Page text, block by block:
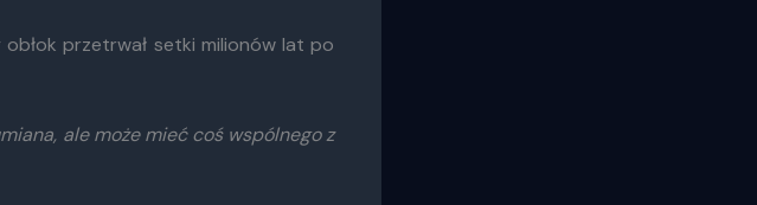
przetrwał setki milionów lat po
ale może mieć coś wspólnego z